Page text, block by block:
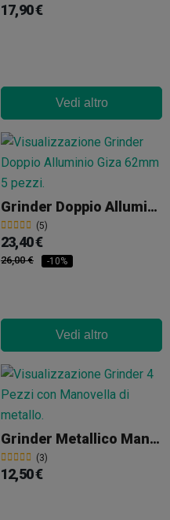
17,90 €
Vedi altro
Grinder Doppio Alluminio Giza 62mm 5 Pezzi
(5)
23,40 €
26,00 € -10%
Vedi altro
Grinder Metallico Manovella
(3)
12,50 €